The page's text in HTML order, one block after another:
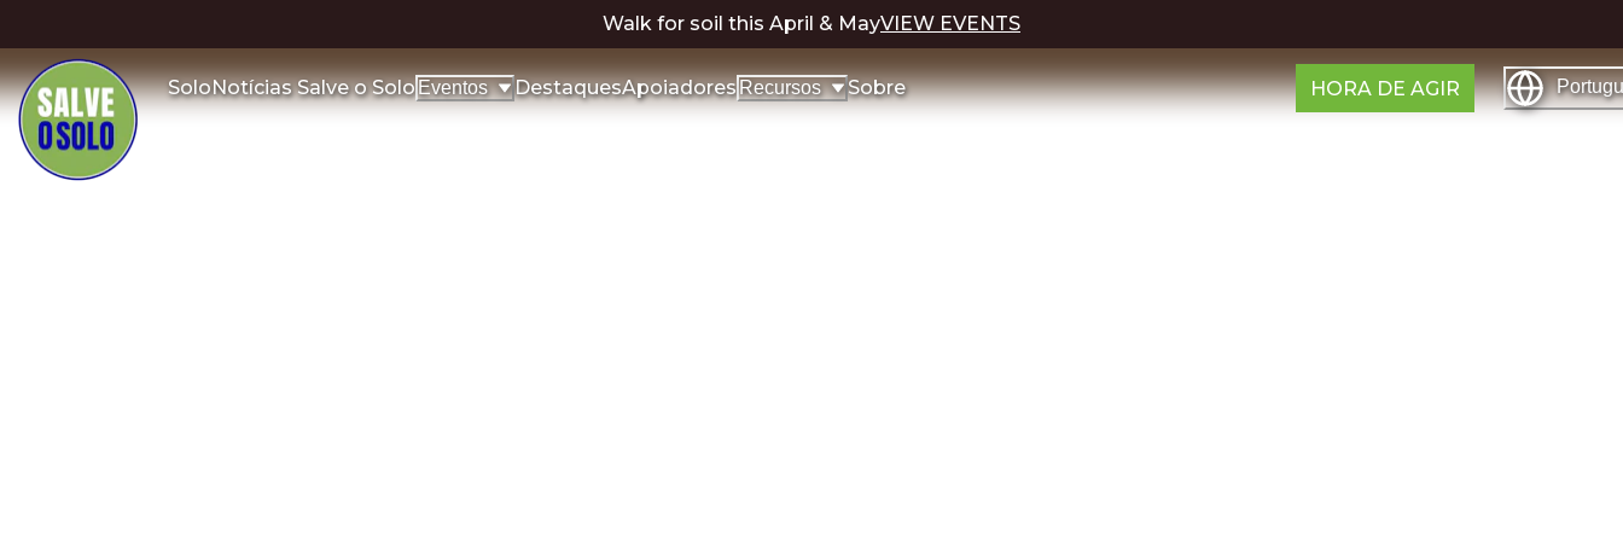
Walk for soil this April & MayVIEW EVENTS
SoloNotícias Salve o SoloEventos DestaquesApoiadoresRecursos Sobre HORA DE AGIR